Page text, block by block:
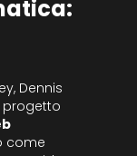
Dennis
progetto
come